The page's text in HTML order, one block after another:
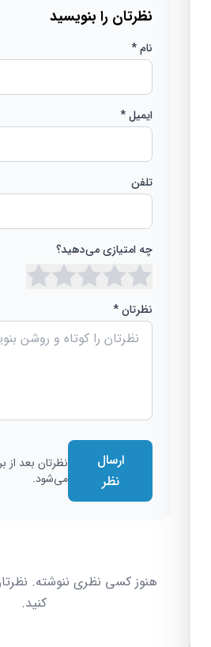
نظرتان را بنویسید
ایمیل *
تلفن
چه امتیازی می‌دهید؟
نظرتان *
ارسال
نظرتان بعد از
می‌شود.
هنوز کسی نظری ننوشته. نظرتان
کنید.